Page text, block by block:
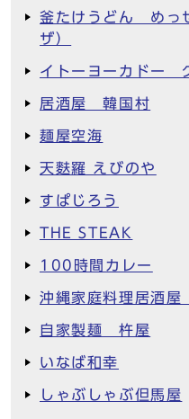
釜たけうどん めっ
ザ）
イトーヨーカドー
居酒屋 韓国村
麺屋空海
天麩羅 えびのや
すぱじろう
THE STEAK
100時間カレー
沖縄家庭料理居酒
自家製麺 杵屋
いなば和幸
しゃぶしゃぶ但馬屋